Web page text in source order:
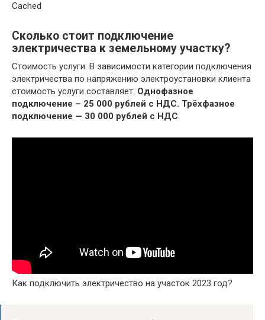
Cached
Сколько стоит подключение
электричества к земельному участку?
Стоимость услуги: В зависимости категории подключения
электричества по напряжению электроустановки клиента
стоимость услуги составляет: Однофазное
подключение – 25 000 рублей с НДС. Трёхфазное
подключение — 30 000 рублей с НДС.
Как подключить электричество на участок 2023 год?